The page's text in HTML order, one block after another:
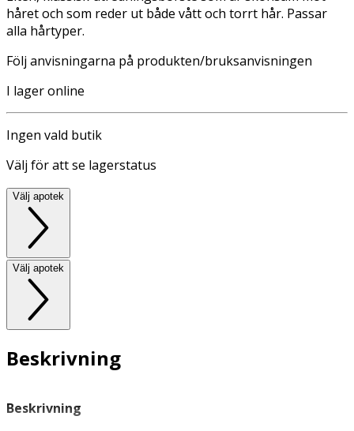
håret och som reder ut både vått och torrt hår. Passar
alla hårtyper.
Följ anvisningarna på produkten/bruksanvisningen
I lager online
Ingen vald butik
Välj för att se lagerstatus
Välj apotek
Välj apotek
Beskrivning
Beskrivning